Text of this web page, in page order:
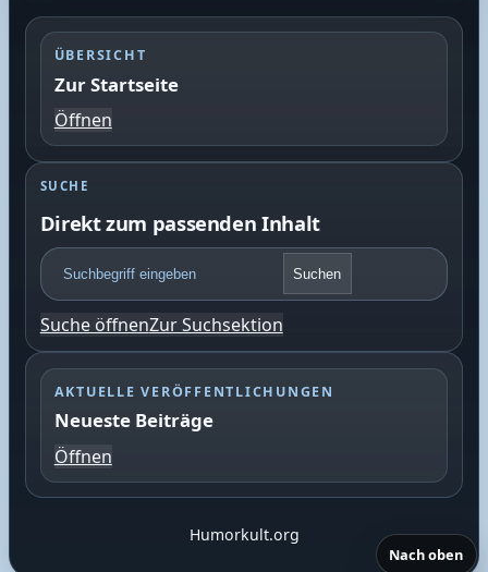
ÜBERSICHT
Zur Startseite
Öffnen
SUCHE
Direkt zum passenden Inhalt
F
o
o
t
e
r
h
e
Suchen
Suche öffnenZur Suchsektion
AKTUELLE VERÖFFENTLICHUNGEN
Neueste Beiträge
Öffnen
Humorkult.org
Nach oben